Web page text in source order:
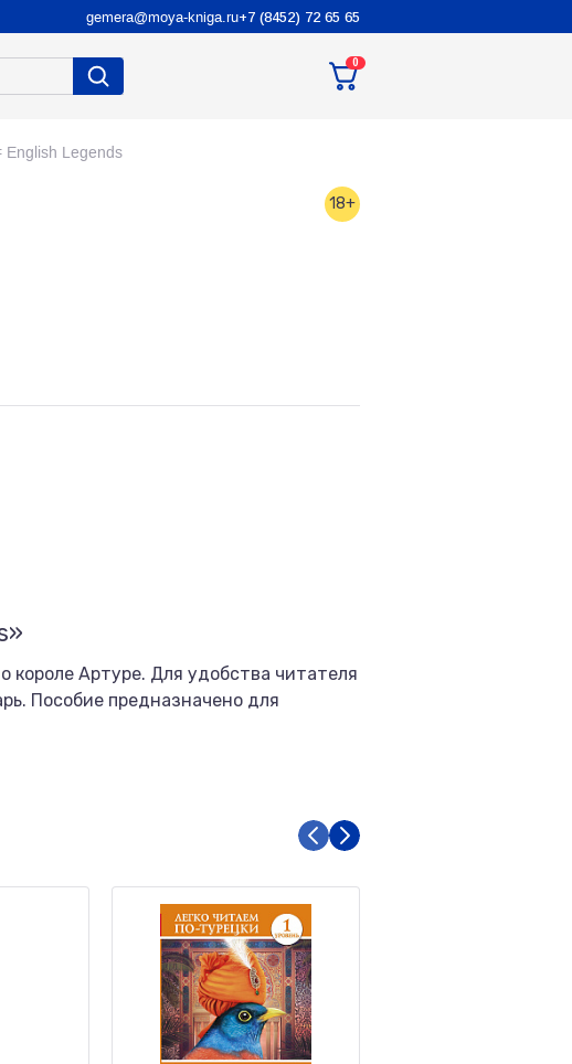
gemera@moya-kniga.ru+7 (8452) 72 65 65
0
English Legends
18+
короле Артуре. Для удобства читателя
Пособие предназначено для